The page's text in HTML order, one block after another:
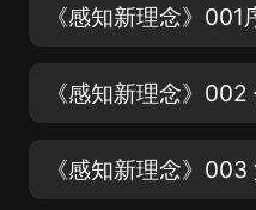
《感知新理念》
《感知新理念》003